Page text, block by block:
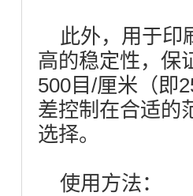
此外，用于印
高的稳定性，保
500目/厘米（即
差控制在合适的
选择。
使用方法：